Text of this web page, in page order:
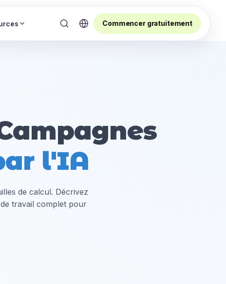
Commencer gratuitement
l'IA
de calcul. Décrivez
travail complet pour